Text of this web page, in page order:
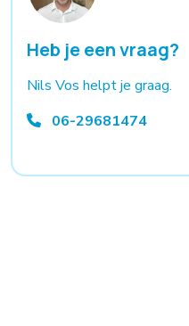
Heb je een vraag?
Nils Vos helpt je graag.
06-29681474